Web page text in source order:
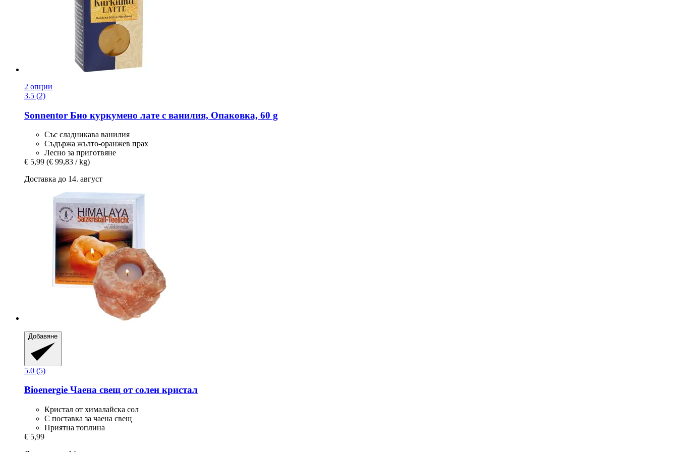
2 опции
3.5 (2)
Sonnentor Био куркумено лате с ванилия, Опаковка, 60 g
Със сладникава ванилия
Съдържа жълто-оранжев прах
Лесно за приготвяне
€ 5,99 (€ 99,83 / kg)
Доставка до 14. август
Добавяне
5.0 (5)
Bioenergie Чаена свещ от солен кристал
Кристал от хималайска сол
С поставка за чаена свещ
Приятна топлина
€ 5,99